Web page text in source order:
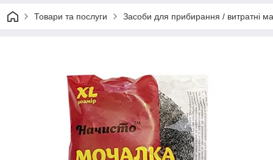
Товари та послуги Засоби для прибирання / витратні